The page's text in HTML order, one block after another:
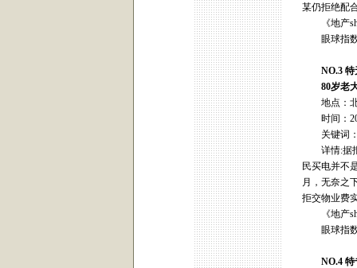
某仍拒绝配
《地产
眼球指
NO.3 特
80岁老大
地点：
时间：
关键词：
详情:据报
民买电并不
月，无奈之
拒交物业费
《地产
眼球指
NO.4 特